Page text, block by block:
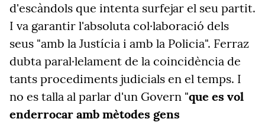
d'escàndols que intenta surfejar el seu partit.
I va garantir l'absoluta col·laboració dels
seus "amb la Justícia i amb la Policia". Ferraz
dubta paral·lelament de la coincidència de
tants procediments judicials en el temps. I
no es talla al parlar d'un Govern "que es vol
enderrocar amb mètodes gens